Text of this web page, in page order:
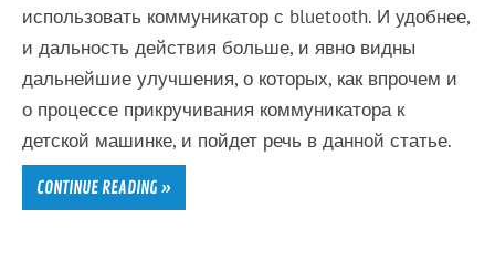
использовать коммуникатор с bluetooth. И удобнее,
и дальность действия больше, и явно видны
дальнейшие улучшения, о которых, как впрочем и
о процессе прикручивания коммуникатора к
детской машинке, и пойдет речь в данной статье.
CONTINUE READING »